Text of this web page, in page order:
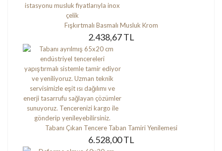
Fışkırtmalı Basmalı Musluk Krom
2.438,67 TL
Tabanı Çıkan Tencere Taban Tamiri Yenilemesi
6.528,00 TL